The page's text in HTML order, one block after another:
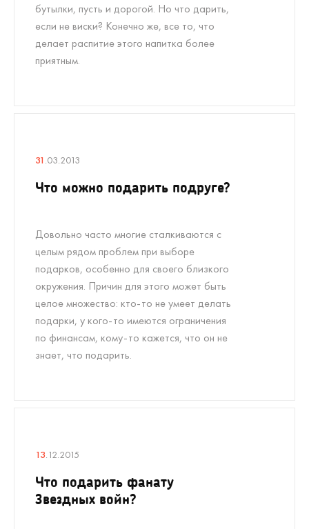
бутылки, пусть и дорогой. Но что дарить,
если не виски? Конечно же, все то, что
делает распитие этого напитка более
приятным.
31 .03.2013
Что можно подарить подруге?
Довольно часто многие сталкиваются с
целым рядом проблем при выборе
подарков, особенно для своего близкого
окружения. Причин для этого может быть
целое множество: кто-то не умеет делать
подарки, у кого-то имеются ограничения
по финансам, кому-то кажется, что он не
знает, что подарить.
13.12.2015
Что подарить фанату
Звездных войн?